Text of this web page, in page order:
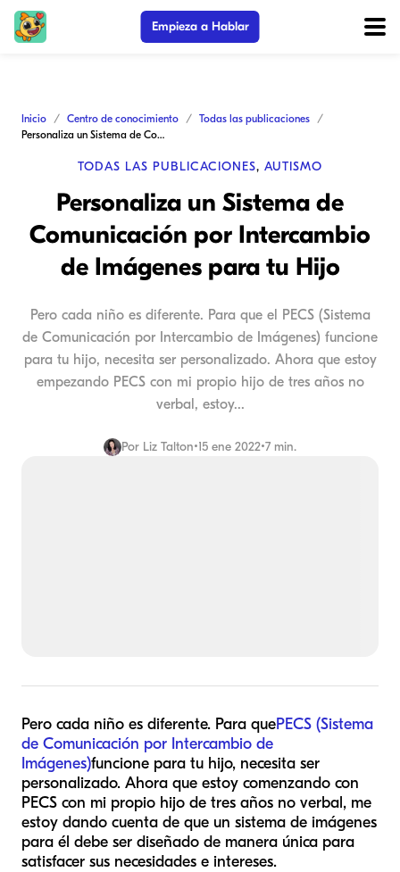
Empieza a Hablar
Inicio Centro de conocimiento
Todas las publicaciones
Personaliza un Sistema de Comunicación por Intercambio de Imágenes para tu Hijo
TODAS LAS PUBLICACIONES, AUTISMO
Personaliza un Sistema de
Comunicación por Intercambio
de Imágenes para tu Hijo
Pero cada niño es diferente. Para que el PECS (Sistema
de Comunicación por Intercambio de Imágenes) funcione
para tu hijo, necesita ser personalizado. Ahora que estoy
empezando PECS con mi propio hijo de tres años no
verbal, estoy...
Por Liz Talton•15 ene 2022•7 min.
Pero cada niño es diferente. Para quePECS (Sistema
de Comunicación por Intercambio de
Imágenes)funcione para tu hijo, necesita ser
personalizado. Ahora que estoy comenzando con
PECS con mi propio hijo de tres años no verbal, me
estoy dando cuenta de que un sistema de imágenes
para él debe ser diseñado de manera única para
satisfacer sus necesidades e intereses.